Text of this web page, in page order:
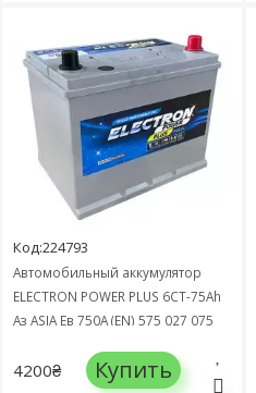
Код:224793
Автомобильный аккумулятор
ELECTRON POWER PLUS 6СТ-75Ah
Аз ASIA Ев 750А (EN) 575 027 075
4200₴ Купить